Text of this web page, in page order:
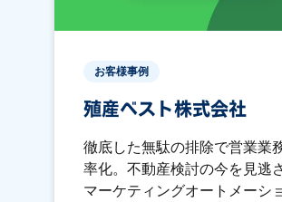
お客様事例
殖産ベスト株式会社
徹底した無駄の排除で営業業
率化。不動産検討の今を見逃
マーケティングオートメーシ